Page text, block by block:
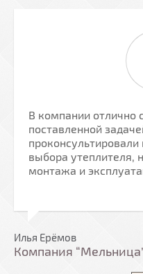
В компании отлично
поставленной
выбора утеплителя,
монтажа и
Илья Ерёмов
Компания